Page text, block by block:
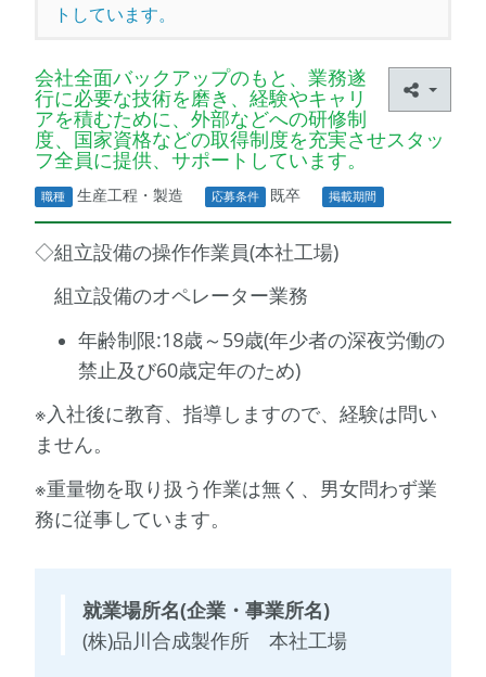
トしています。
会社全面バックアップのもと、業務遂
行に必要な技術を磨き、経験やキャリ
アを積むために、外部などへの研修制
度、国家資格などの取得制度を充実させスタッ
フ全員に提供、サポートしています。
職種 生産工程・製造 応募条件 既卒 掲載期間
◇組立設備の操作作業員(本社工場)
組立設備のオペレーター業務
年齢制限:18歳～59歳(年少者の深夜労働の
禁止及び60歳定年のため)
※入社後に教育、指導しますので、経験は問い
ません。
※重量物を取り扱う作業は無く、男女問わず業
務に従事しています。
就業場所名(企業・事業所名)
(株)品川合成製作所 本社工場